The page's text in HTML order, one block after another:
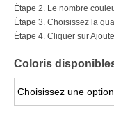
Haut-
Porte-
Porte-
Étape 2. Le nombre
Étape 3. Choisissez la
Étape 4. Cliquer sur
Coloris
CHOISISSEZ